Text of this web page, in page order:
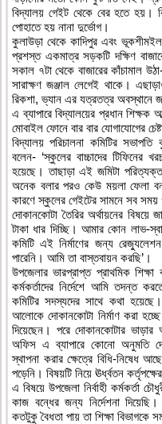
বিদ্যালয় গেইট থেকে বের হতে হয়।
পোহাতে হয় নানা দুর্ভোগ।
কুলাউড়া থেকে কাদিপুর এবং
প্রশস্ত একমাত্র সড়কটি দক্ষিণ
সকাল ৭টা থেকে বাজারের কাঁচামাল
সারাক্ষণ জঞ্জাল লেগেই থাকে।
রিকশা, ভ্যান এর যত্রতত্র অবস্থানে
এ ব্যাপারে বিদ্যালয়ের প্রধান
মোবাইল ফোনে বার বার যোগাযোগের
বিদ্যালয় পরিচালনা কমিটির
বলেন- ‘স্কুলের বাচ্চাদের টিফিনের
হয়েছে। তাছাড়া এই জমিটা
অনেক বলার পরও কেউ ময়লা ফেলা
কারণে স্কুলের গেইটের সামনে সব সময়
দোকানকোটা তৈরির অর্থায়নের বিষয়ে
টাকা ধার দিচ্ছি। আমার কোন লাভ-
কমিটি এই নির্মাণের জন্য
পারেনি। আমি তা বাস্তবায়ন করছি’।
উপজেলার ভারপ্রাপ্ত প্রাথমিক
কর্মকর্তাদের নির্দেশে আমি তদন্ত
কমিটির সদস্যদের সাথে কথা
আলোকে দোকানকোটা নির্মাণ করা
দিয়েছেন। পরে দোকানকোটার
অফিস এ ব্যাপারে কোনো অনুমতি
স্থাপনা করার ক্ষেত্রে বিধি-নিষেধ
পড়েনি। বিষয়টি নিয়ে ঊর্ধ্বতন
এ বিষয়ে উপজেলা নির্বাহী কর্মকর্তা
কাজ বন্ধের জন্য নির্দেশনা দিয়েছি।
কতটুকু বৈধতা পায় তা শিক্ষা বিভাগকে